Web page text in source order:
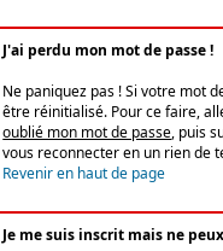
J'ai perdu mon mot de passe !
Ne paniquez pas ! Si votre mot
être réinitialisé. Pour ce faire,
oublié mon mot de passe, puis
vous reconnecter en un rien de
Revenir en haut de page
Je me suis inscrit mais ne